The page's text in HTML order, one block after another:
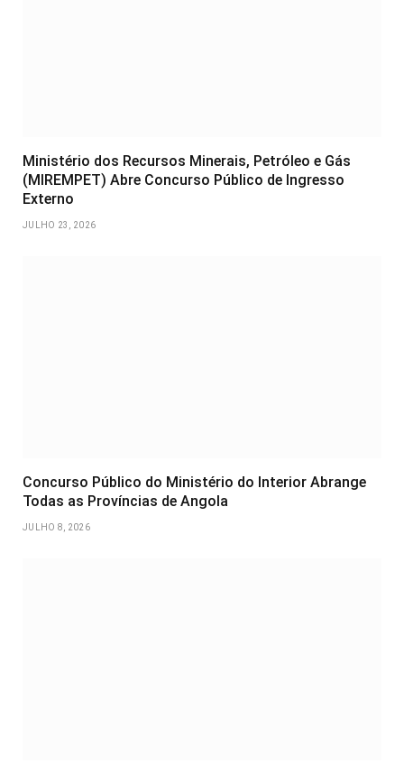
Ministério dos Recursos Minerais, Petróleo e Gás
(MIREMPET) Abre Concurso Público de Ingresso
Externo
JULHO 23, 2026
Concurso Público do Ministério do Interior Abrange
Todas as Províncias de Angola
JULHO 8, 2026